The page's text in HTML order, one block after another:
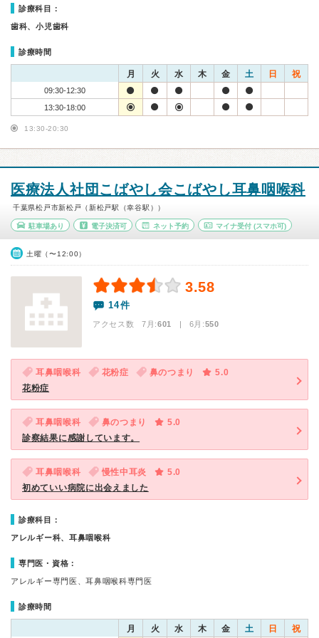
診療科目：
歯科、小児歯科
診療時間
月 火 水 木 金 土 日 祝
09:30-12:30
13:30-18:00
13:30-20:30
医療法人社団こばやし会こばやし耳鼻咽喉科
千葉県松戸市新松戸（新松戸駅（幸谷駅））
駐車場あり 電子決済可 ネット予約 マイナ受付 (スマホ可)
土曜（〜12:00）
3.58
14件
アクセス数 7月:601 | 6月:550
耳鼻咽喉科 花粉症 鼻のつまり
5.0
花粉症
耳鼻咽喉科 鼻のつまり
5.0
診察結果に感謝しています。
耳鼻咽喉科 慢性中耳炎
5.0
初めていい病院に出会えました
診療科目：
アレルギー科、耳鼻咽喉科
専門医・資格：
アレルギー専門医、耳鼻咽喉科専門医
診療時間
月 火 水 木 金 土 日 祝